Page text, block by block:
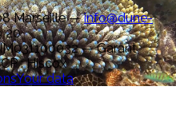
Marseille—info@dune-
20
— Garant
: Hiscox
Your data